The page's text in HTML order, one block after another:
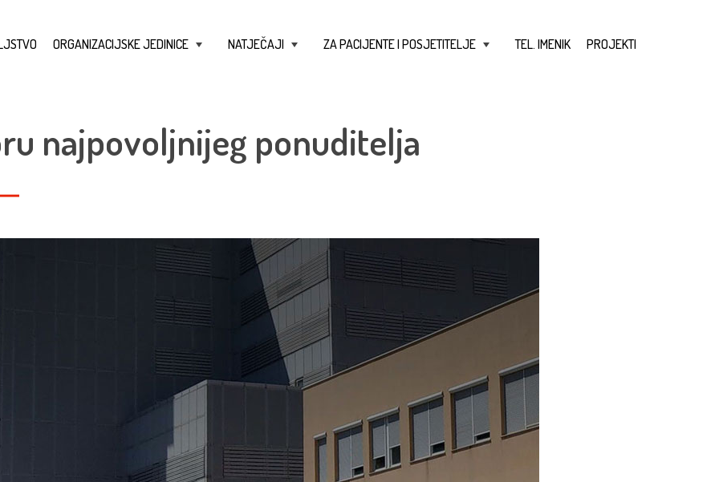
ORGANIZACIJSKE JEDINICE NATJEČAJI ZA PACIJENTE I POSJETITELJE TEL. IMENIK PROJEKTI
najpovoljnijeg ponuditelja